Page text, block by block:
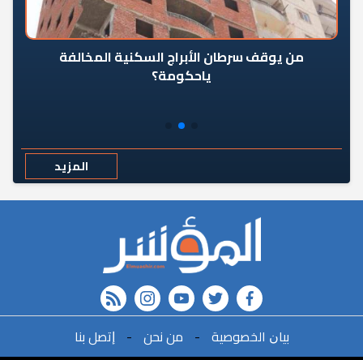
من يوقف سرطان الأبراج السكنية المخالفة
ياحكومة؟
المزيد
FACEBOOK
twitter
youtube
instagram
rss feed
ﺑﻴﺎﻥ اﻟﺨﺼﻮﺻﻴﺔ - ﻣﻦ ﻧﺤﻦ - ﺇﺗﺼﻞ ﺑﻨﺎ